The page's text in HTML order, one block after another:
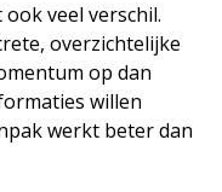
veel verschil.
overzichtelijke
op dan
willen
werkt beter dan